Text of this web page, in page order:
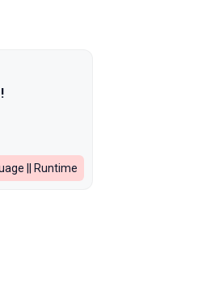
|| Runtime